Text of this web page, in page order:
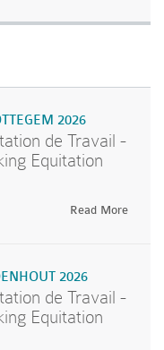
2026
de Travail -
Equitation
Read More
2026
de Travail -
Equitation